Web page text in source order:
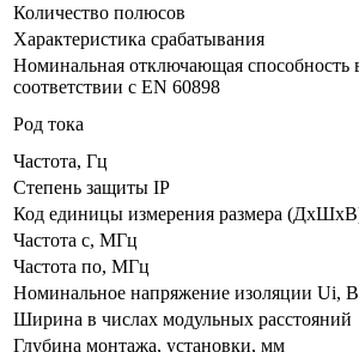
Количество полюсов
Характеристика срабатывания
Номинальная отключающая способность
соответствии с EN 60898
Род тока
Частота, Гц
Степень защиты IP
Код единицы измерения размера
Частота с, МГц
Частота по, МГц
Номинальное напряжение изоляции Ui, В
Ширина в числах модульных расстояний
Глубина монтажа, установки, мм